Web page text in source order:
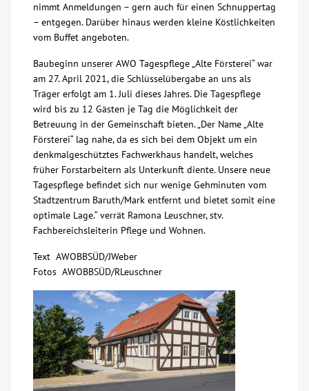
Ausbildung
Glossar
Suche
Kontakt
AWO BB Süd
nimmt Anmeldungen – gern auch für einen Schnuppertag
– entgegen. Darüber hinaus werden kleine Köstlichkeiten
vom Buffet angeboten.
Baubeginn unserer AWO Tagespflege „Alte Försterei“ war
am 27. April 2021, die Schlüsselübergabe an uns als
Träger erfolgt am 1. Juli dieses Jahres. Die Tagespflege
wird bis zu 12 Gästen je Tag die Möglichkeit der
Betreuung in der Gemeinschaft bieten. „Der Name „Alte
Försterei“ lag nahe, da es sich bei dem Objekt um ein
denkmalgeschütztes Fachwerkhaus handelt, welches
früher Forstarbeitern als Unterkunft diente. Unsere neue
Tagespflege befindet sich nur wenige Gehminuten vom
Stadtzentrum Baruth/Mark entfernt und bietet somit eine
optimale Lage.“ verrät Ramona Leuschner, stv.
Fachbereichsleiterin Pflege und Wohnen.
Text AWOBBSÜD/JWeber
Fotos AWOBBSÜD/RLeuschner